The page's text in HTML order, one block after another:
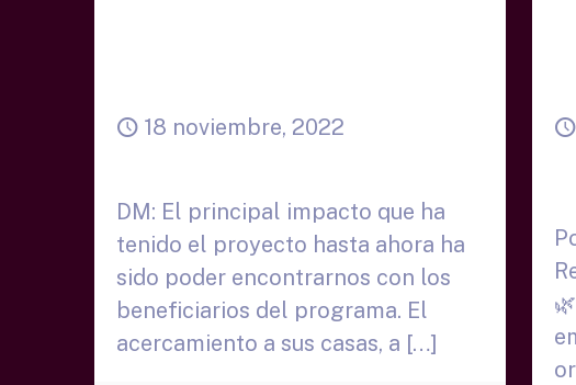
18 noviembre, 2022
DM: El principal impacto que ha
tenido el proyecto hasta ahora ha
sido poder encontrarnos con los
beneficiarios del programa. El
acercamiento a sus casas, a […]